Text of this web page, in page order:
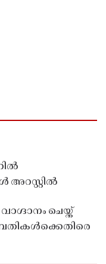
അറസ്റ്റിൽ
ചെയ്ത്